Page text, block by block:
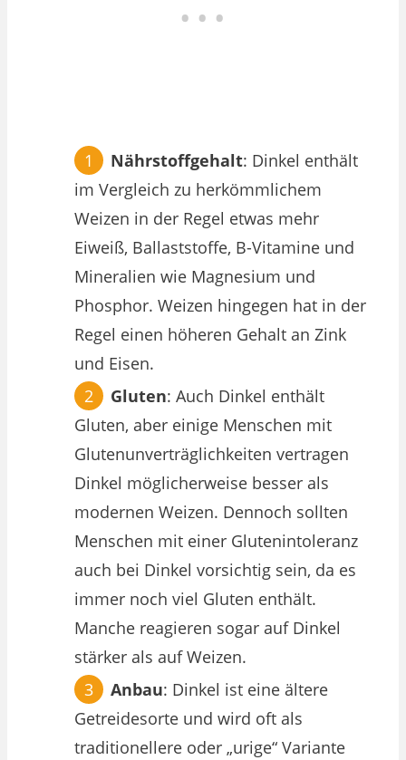
Nährstoffgehalt: Dinkel enthält
im Vergleich zu herkömmlichem
Weizen in der Regel etwas mehr
Eiweiß, Ballaststoffe, B-Vitamine und
Mineralien wie Magnesium und
Phosphor. Weizen hingegen hat in der
Regel einen höheren Gehalt an Zink
und Eisen.
Gluten: Auch Dinkel enthält
Gluten, aber einige Menschen mit
Glutenunverträglichkeiten vertragen
Dinkel möglicherweise besser als
modernen Weizen. Dennoch sollten
Menschen mit einer Glutenintoleranz
auch bei Dinkel vorsichtig sein, da es
immer noch viel Gluten enthält.
Manche reagieren sogar auf Dinkel
stärker als auf Weizen.
Anbau: Dinkel ist eine ältere
Getreidesorte und wird oft als
traditionellere oder „urige“ Variante